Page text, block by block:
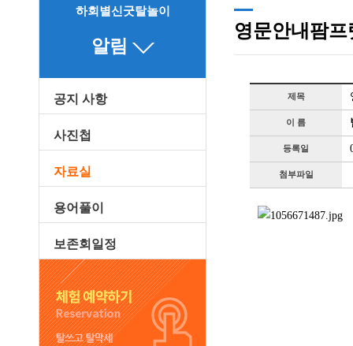
하회별신굿탈놀이
알림
공지 사항
사진첩
자료실
용어풀이
보존회일정
영문안내팜
제목
이 름
등록일
첨부파일